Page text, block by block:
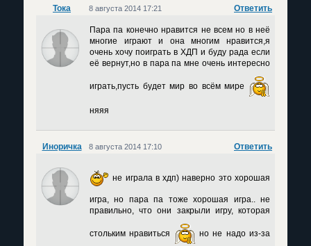
Тока Ответить
8 августа 2014 17:21
Пара па конечно нравится не всем но в неё
многие играют и она многим нравится,я
очень хочу поиграть в ХДП и буду рада если
её вернут,но в пара па мне очень интересно
играть,пусть будет мир во всём мире
няяя
Иноричка Ответить
8 августа 2014 17:10
не играла в хдп) наверно это хорошая
игра, но пара па тоже хорошая игра.. не
правильно, что они закрыли игру, которая
стольким нравиться но не надо из-за